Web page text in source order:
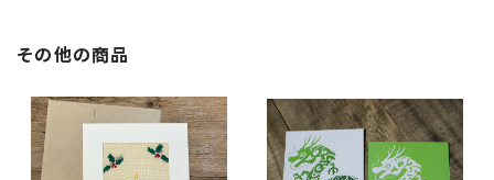
その他の商品